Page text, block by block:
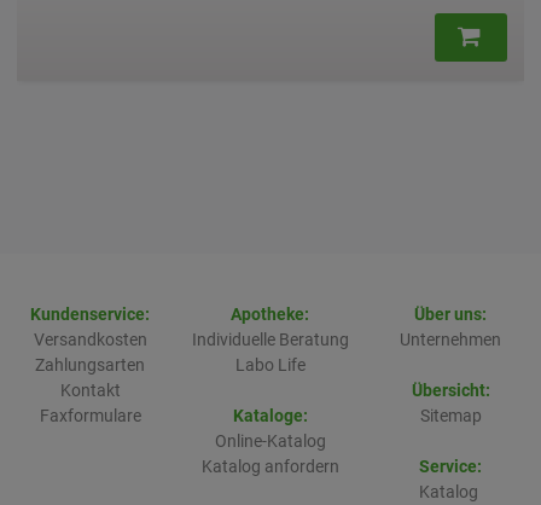
Kundenservice:
Versandkosten
Zahlungsarten
Kontakt
Faxformulare
Apotheke:
Individuelle Beratung
Labo Life
Kataloge:
Online-Katalog
Katalog anfordern
Über uns:
Unternehmen
Übersicht:
Sitemap
Service:
Katalog